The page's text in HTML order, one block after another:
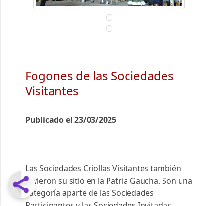
Fogones de las Sociedades
Visitantes
Publicado el 23/03/2025
Las Sociedades Criollas Visitantes también
tuvieron su sitio en la Patria Gaucha. Son una
categoría aparte de las Sociedades